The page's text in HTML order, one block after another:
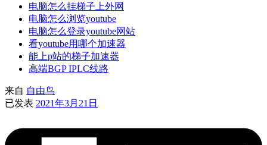
电脑怎么挂梯子上外网
电脑怎么浏览youtube
电脑怎么登录youtube网站
看youtube用哪个加速器
能上p站的梯子加速器
高端BGP IPLC线路
来自 自由鸟
已发表 2021年3月21日